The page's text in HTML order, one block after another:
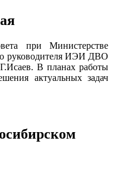
при Министерстве
руководителя ИЭИ ДВО
В планах работы
актуальных задач